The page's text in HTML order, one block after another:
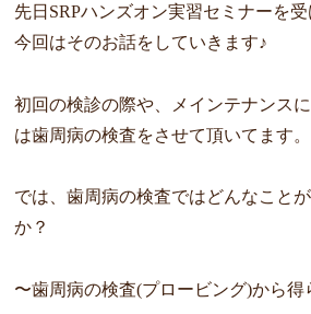
先日SRPハンズオン実習セミナーを受
今回はそのお話をしていきます♪
初回の検診の際や、メインテナンス
は歯周病の検査をさせて頂いてます。
では、歯周病の検査ではどんなこと
か？
〜歯周病の検査(プロービング)から得